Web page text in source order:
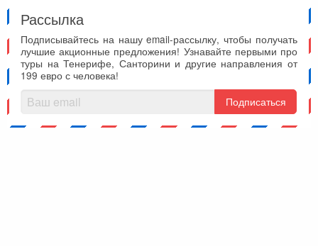
Рассылка
Подписывайтесь на нашу email-рассылку, чтобы получать
лучшие акционные предложения! Узнавайте первыми про
туры на Тенерифе, Санторини и другие направления от
199 евро с человека!